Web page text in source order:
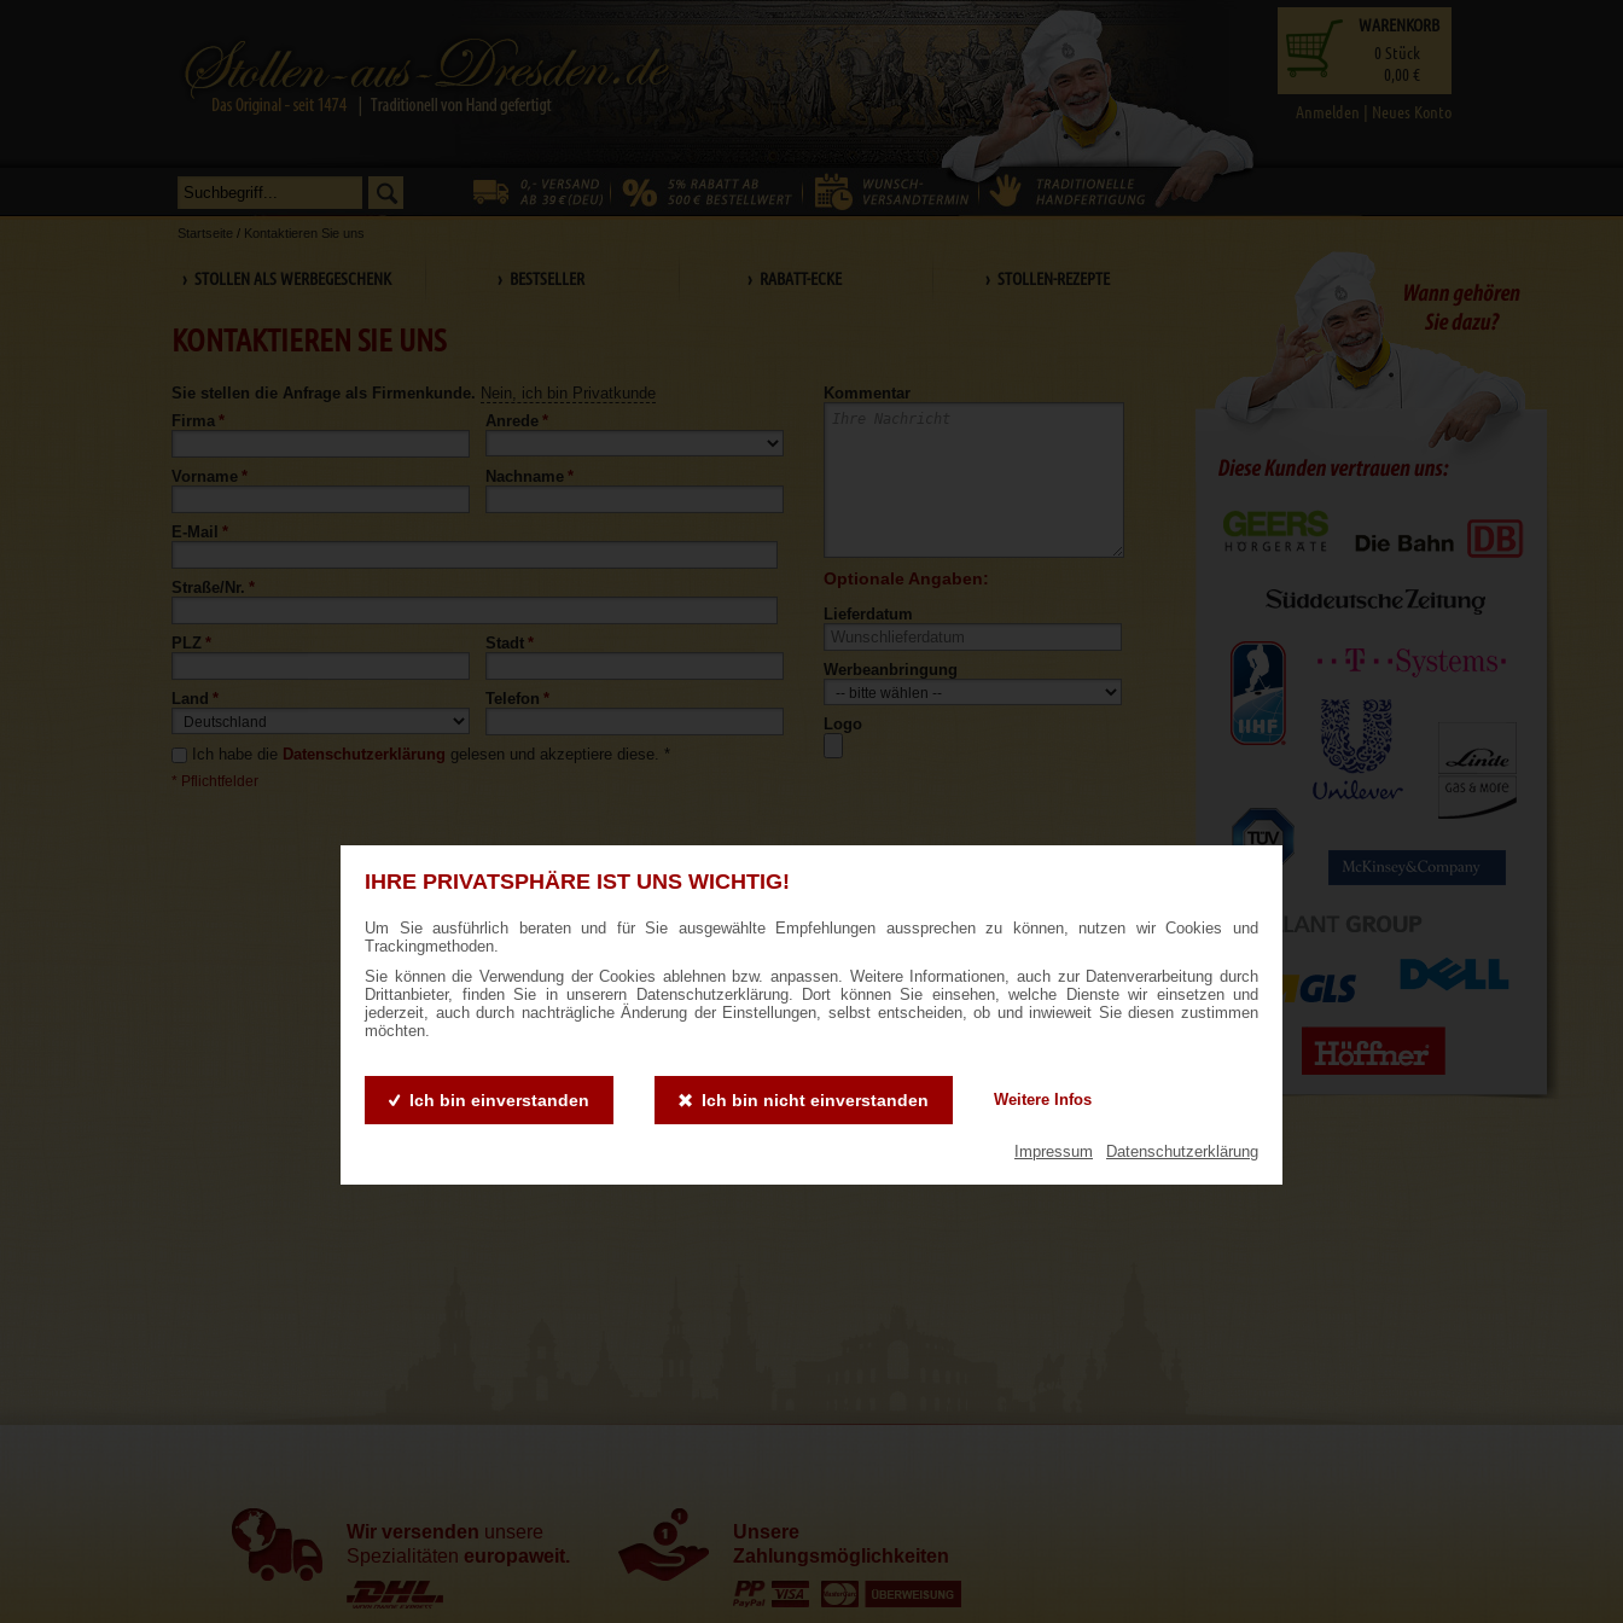
IHRE PRIVATSPHÄRE IST UNS WICHTIG!
Um Sie ausführlich beraten und für Sie ausgewählte Empfehlungen aussprechen zu können, nutzen wir Cookies und
Trackingmethoden.
Sie können die Verwendung der Cookies ablehnen bzw. anpassen. Weitere Informationen, auch zur Datenverarbeitung durch
Drittanbieter, finden Sie in unserern Datenschutzerklärung. Dort können Sie einsehen, welche Dienste wir einsetzen und
jederzeit, auch durch nachträgliche Änderung der Einstellungen, selbst entscheiden, ob und inwieweit Sie diesen zustimmen
möchten.
Ich bin einverstanden Ich bin nicht einverstanden Weitere Infos
Impressum Datenschutzerklärung
Anmelden | Neues Konto
WARENKORB
0 Stück
0,00 €
Startseite / Kontaktieren Sie uns
› STOLLEN ALS WERBEGESCHENK › BESTSELLER › RABATT-ECKE › STOLLEN-REZEPTE
KONTAKTIEREN SIE UNS
Sie stellen die Anfrage als Firmenkunde. Nein, ich bin Privatkunde
Firma * Anrede *
Vorname * Nachname *
E-Mail *
Straße/Nr. *
PLZ * Stadt *
Land * Telefon *
Ich habe die Datenschutzerklärung gelesen und akzeptiere diese. *
* Pflichtfelder
Kommentar
Optionale Angaben:
Lieferdatum
Werbeanbringung
Logo
ABSENDEN
Wir versenden unsere
Spezialitäten europaweit.
Unsere
Zahlungsmöglichkeiten